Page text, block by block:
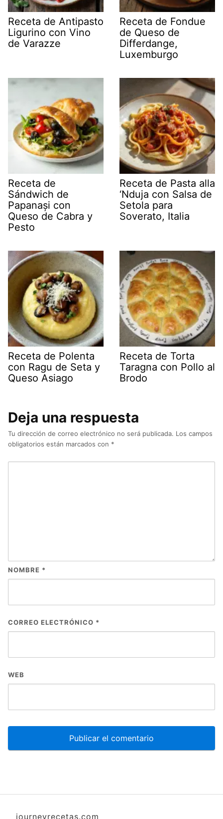
Receta de Antipasto
Ligurino con Vino
de Varazze
Receta de Fondue
de Queso de
Differdange,
Luxemburgo
Receta de
Sándwich de
Papanași con
Queso de Cabra y
Pesto
Receta de Pasta alla
‘Nduja con Salsa de
Setola para
Soverato, Italia
Receta de Polenta
con Ragu de Seta y
Queso Asiago
Receta de Torta
Taragna con Pollo al
Brodo
Deja una respuesta
Tu dirección de correo electrónico no será publicada. Los campos
obligatorios están marcados con *
NOMBRE *
CORREO ELECTRÓNICO *
WEB
journeyrecetas.com